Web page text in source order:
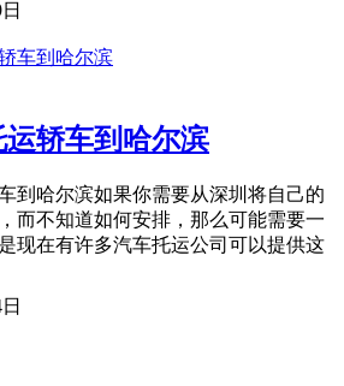
轿车到哈尔滨
到哈尔滨如果你需要从深圳将自己的
而不知道如何安排，那么可能需要一
现在有许多汽车托运公司可以提供这